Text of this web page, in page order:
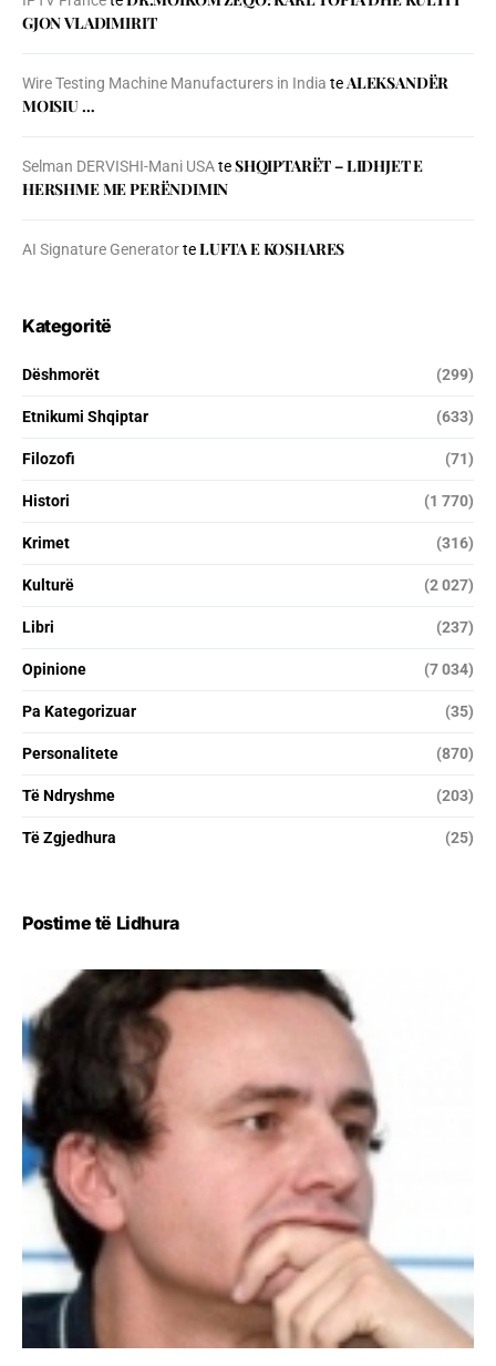
GJON VLADIMIRIT
Wire Testing Machine Manufacturers in India teALEKSANDËR
MOISIU …
Selman DERVISHI-Mani USAteSHQIPTARËT – LIDHJET E
HERSHME ME PERËNDIMIN
AI Signature GeneratorteLUFTA E KOSHARES
Kategoritë
Dëshmorët (299)
Etnikumi Shqiptar (633)
Filozofi (71)
Histori (1 770)
Krimet (316)
Kulturë (2 027)
Libri (237)
Opinione (7 034)
Pa Kategorizuar (35)
Personalitete (870)
Të Ndryshme (203)
Të Zgjedhura (25)
Postime të Lidhura